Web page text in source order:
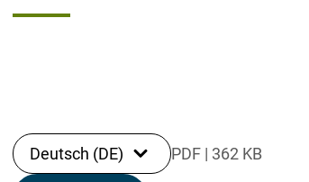
Deutsch (DE) PDF | 362 KB